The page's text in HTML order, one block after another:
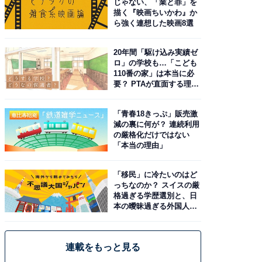
じゃない、「業と罪」を
描く『映画ちいかわ』か
ら強く連想した映画8選
20年間「駆け込み実績ゼ
ロ」の学校も…「こども
110番の家」は本当に必
要？ PTAが直面する理想
「青春18きっぷ」販売激
減の裏に何が？ 連続利用
の厳格化だけではない
「本当の理由」
「移民」に冷たいのはど
っちなのか？ スイスの厳
格過ぎる学歴選別と、日
本の曖昧過ぎる外国人政
連載をもっと見る